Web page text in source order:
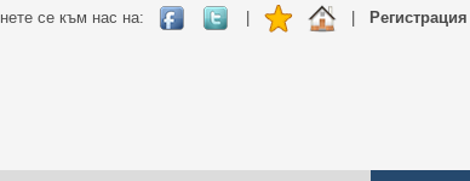
Регистрация
се към нас на: